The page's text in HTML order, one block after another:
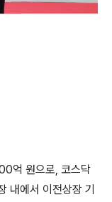
억 원으로, 코스닥
내에서 이전상장 기